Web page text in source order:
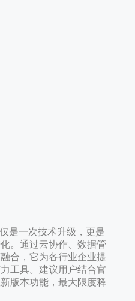
是一次技术升级，更是
。通过云协作、数据管
合，它为各行业企业提
工具。建议用户结合官
版本功能，最大限度释